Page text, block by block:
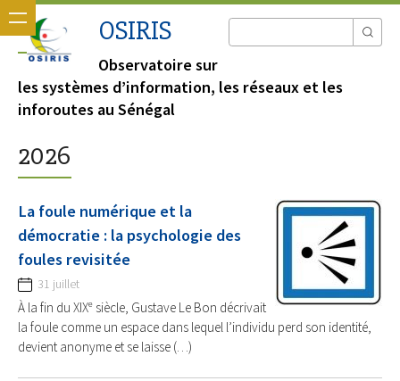
OSIRIS
Observatoire sur
les systèmes d’information, les réseaux et les
inforoutes au Sénégal
2026
La foule numérique et la
démocratie : la psychologie des
foules revisitée
31 juillet
À la fin du XIXᵉ siècle, Gustave Le Bon décrivait
la foule comme un espace dans lequel l’individu perd son identité,
devient anonyme et se laisse (…)